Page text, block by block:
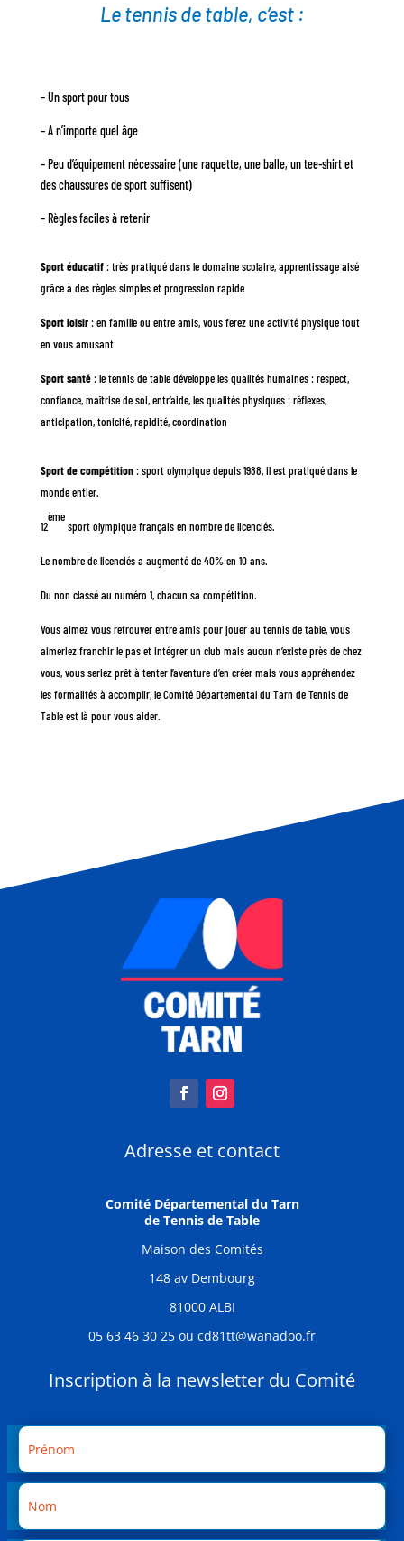
Le tennis de table, c’est :
– Un sport pour tous
– A n’importe quel âge
– Peu d’équipement nécessaire (une raquette, une balle, un tee-shirt et
des chaussures de sport suffisent)
– Règles faciles à retenir
Sport éducatif: très pratiqué dans le domaine scolaire, apprentissage aisé
grâce à des règles simples et progression rapide
Sport loisir: en famille ou entre amis, vous ferez une activité physique tout
en vous amusant
Sport santé: le tennis de table développe les qualités humaines : respect,
confiance, maîtrise de soi, entr’aide, les qualités physiques : réflexes,
anticipation, tonicité, rapidité, coordination
Sport de compétition: sport olympique depuis 1988, il est pratiqué dans le
monde entier.
12
ème
sport olympique français en nombre de licenciés.
Le nombre de licenciés a augmenté de 40% en 10 ans.
Du non classé au numéro 1, chacun sa compétition.
Vous aimez vous retrouver entre amis pour jouer au tennis de table, vous
aimeriez franchir le pas et intégrer un club mais aucun n’existe près de chez
vous, vous seriez prêt à tenter l’aventure d’en créer mais vous appréhendez
les formalités à accomplir, le Comité Départemental du Tarn de Tennis de
Table est là pour vous aider.
Adresse et contact
Comité Départemental du Tarn
de Tennis de Table
Maison des Comités
148 av Dembourg
81000 ALBI
05 63 46 30 25 ou cd81tt@wanadoo.fr
Inscription à la newsletter du Comité